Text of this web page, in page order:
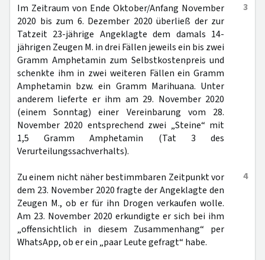
3
Im Zeitraum von Ende Oktober/Anfang November
2020 bis zum 6. Dezember 2020 überließ der zur
Tatzeit 23-jährige Angeklagte dem damals 14-
jährigen Zeugen M. in drei Fällen jeweils ein bis zwei
Gramm Amphetamin zum Selbstkostenpreis und
schenkte ihm in zwei weiteren Fällen ein Gramm
Amphetamin bzw. ein Gramm Marihuana. Unter
anderem lieferte er ihm am 29. November 2020
(einem Sonntag) einer Vereinbarung vom 28.
November 2020 entsprechend zwei „Steine“ mit
1,5 Gramm Amphetamin (Tat 3 des
Verurteilungssachverhalts).
4
Zu einem nicht näher bestimmbaren Zeitpunkt vor
dem 23. November 2020 fragte der Angeklagte den
Zeugen M., ob er für ihn Drogen verkaufen wolle.
Am 23. November 2020 erkundigte er sich bei ihm
„offensichtlich in diesem Zusammenhang“ per
WhatsApp, ob er ein „paar Leute gefragt“ habe.